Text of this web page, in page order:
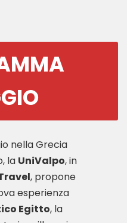
nella Grecia
la UniValpo, in
, propone
esperienza
Egitto, la